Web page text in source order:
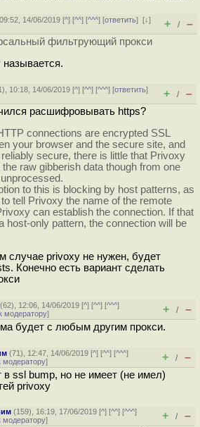
14/06/2019 [^] [^^] [^^^] [ответить][↓]
+ / –
фильтрующий прокси
), 10:18, 14/06/2019 [^] [^^] [^^^] [ответить]
+ / –
расшифровывать https?
connections are encrypted SSL
your browser and the secure site, and
secure, there is little that Privoxy
raw gibberish data though from one
to this is blocking by host patterns, as
tell Privoxy the name of the remote
can establish the connection. If that
host-only pattern, the connection will be
случае privoxy не нужен, будет
Конечно есть вариант сделать
(62), 12:06, 14/06/2019 [^] [^^] [^^^]
модератору] + / –
будет с любым другим прокси.
(71), 12:47, 14/06/2019 [^] [^^] [^^^]
модератору] + / –
в ssl bump, но не имеет (не имел)
privoxy
(159), 16:19, 17/06/2019 [^] [^^] [^^^]
модератору] + / –